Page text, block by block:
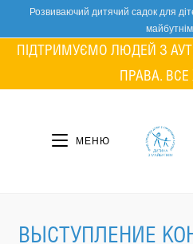
content
Розвиваючий дитячий садок для
ПІДТРИМУЄМО ЛЮДЕЙ З
ПРАВА.
МЕНЮ
ВЫСТУПЛЕНИЕ